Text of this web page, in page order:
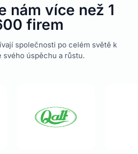
nám více než 1
firem
společnosti po celém světě k
svého úspěchu a růstu.